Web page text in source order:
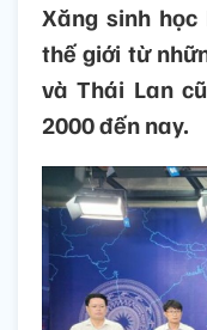
Xăng sinh
thế giới từ
và Thái Lan
2000 đến nay.